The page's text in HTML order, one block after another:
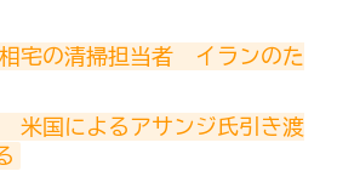
宅の清掃担当者　イランのた
米国によるアサンジ氏引き渡